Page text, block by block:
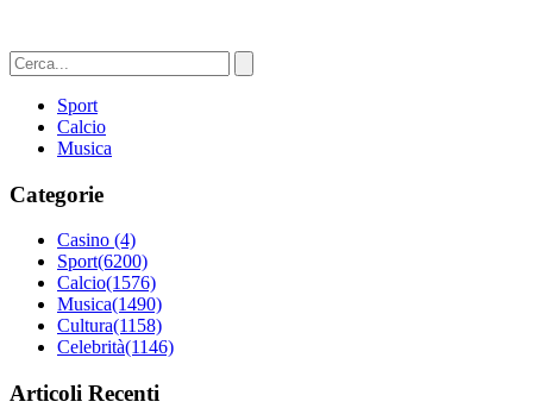
Sport
Calcio
Musica
Categorie
Casino (4)
Sport(6200)
Calcio(1576)
Musica(1490)
Cultura(1158)
Celebrità(1146)
Articoli Recenti